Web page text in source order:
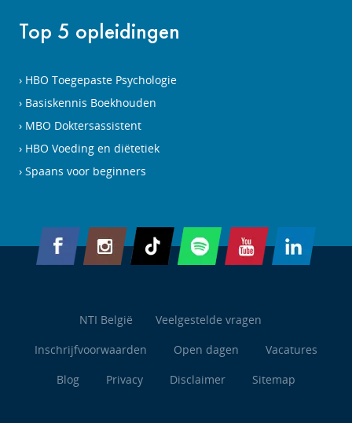
Top 5 opleidingen
HBO Toegepaste Psychologie
Basiskennis Boekhouden
MBO Doktersassistent
HBO Voeding en diëtetiek
Spaans voor beginners
NTI België
Veelgestelde vragen
Inschrijfvoorwaarden
Open dagen
Vacatures
Blog
Privacy Disclaimer Sitemap